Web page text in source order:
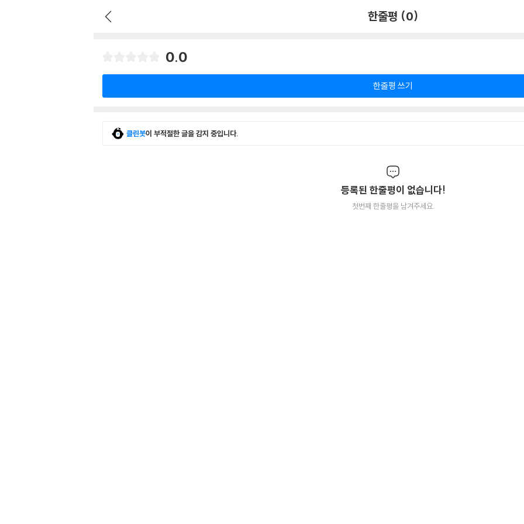
한줄평 (0)
0.0
한줄평 쓰기
클린봇이 부적절한 글을 감지 중입니다.
등록된 한줄평이 없습니다!
첫번째 한줄평을 남겨주세요.